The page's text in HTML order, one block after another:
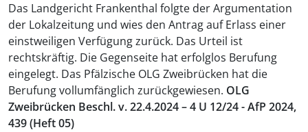
Das Landgericht Frankenthal folgte der Argumentation
der Lokalzeitung und wies den Antrag auf Erlass einer
einstweiligen Verfügung zurück. Das Urteil ist
rechtskräftig. Die Gegenseite hat erfolglos Berufung
eingelegt. Das Pfälzische OLG Zweibrücken hat die
Berufung vollumfänglich zurückgewiesen. OLG
Zweibrücken Beschl. v. 22.4.2024 – 4 U 12/24 - AfP 2024,
439 (Heft 05)